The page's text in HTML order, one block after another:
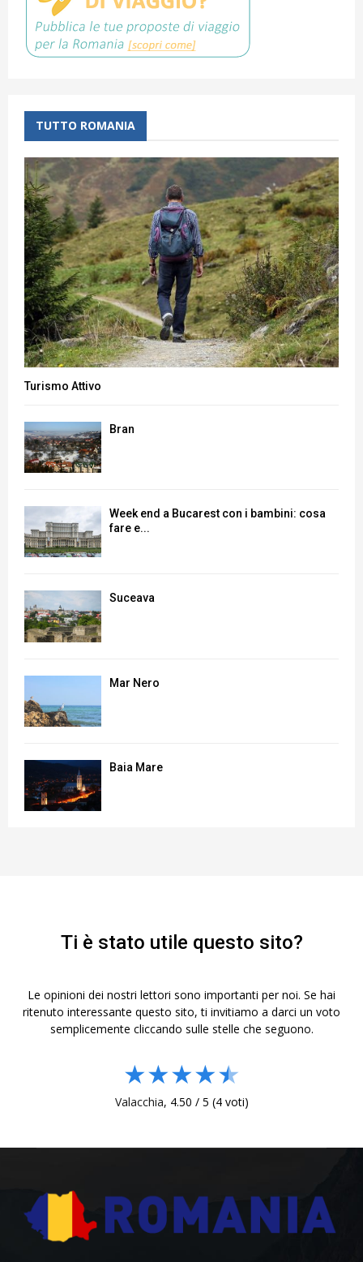
TUTTO ROMANIA
Turismo Attivo
Bran
Week end a Bucarest con i bambini: cosa
fare e...
Suceava
Mar Nero
Baia Mare
Ti è stato utile questo sito?
Le opinioni dei nostri lettori sono importanti per noi. Se hai
ritenuto interessante questo sito, ti invitiamo a darci un voto
semplicemente cliccando sulle stelle che seguono.
★★★★★
Valacchia, 4.50 / 5 (4voti)